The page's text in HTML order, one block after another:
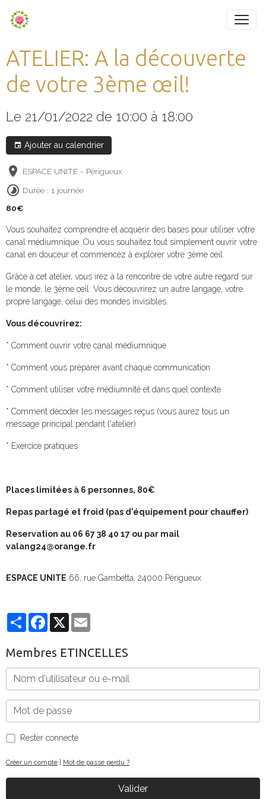
ATELIER: A la découverte
de votre 3ème œil!
Le 21/01/2022 de 10:00 à 18:00
Ajouter au calendrier
ESPACE UNITE - Périgueux
Durée : 1 journée
80€
Vous souhaitez comprendre et acquérir des bases pour utiliser votre
canal médiumnique. Ou vous souhaitez tout simplement ouvrir votre
canal en douceur et commencez à explorer votre 3ème œil.
Grâce à cet atelier, vous irez à la rencontre de votre autre regard sur
le monde, le 3ème œil. Vous découvrirez un autre langage, votre
propre langage, celui des mondes invisibles.
Vous découvrirez:
* Comment ouvrir votre canal médiumnique
* Comment vous préparer avant chaque communication
* Comment utiliser votre médiumnité et dans quel contexte
* Comment décoder les messages reçus (vous aurez tous un
message principal pendant l'atelier)
* Exercice pratiques
Places limitées à 6 personnes, 80€
Repas partagé et froid (pas d'équipement pour chauffer)
Reservation au 06 67 38 40 17 ou par mail
valang24@orange.fr
ESPACE UNITE 66, rue Gambetta, 24000 Périgueux
PartagerFacebook
X
Membres ETINCELLES
Rester connecté
Créer un compte Mot de passe perdu ?
Valider